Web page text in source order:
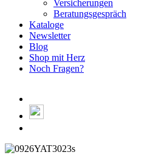
Versicherungen
Beratungsgespräch
Kataloge
Newsletter
Blog
Shop mit Herz
Noch Fragen?